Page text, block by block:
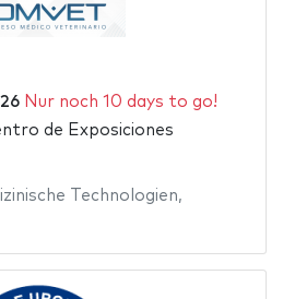
Nur noch 10 days to go!
de Exposiciones
Technologien,